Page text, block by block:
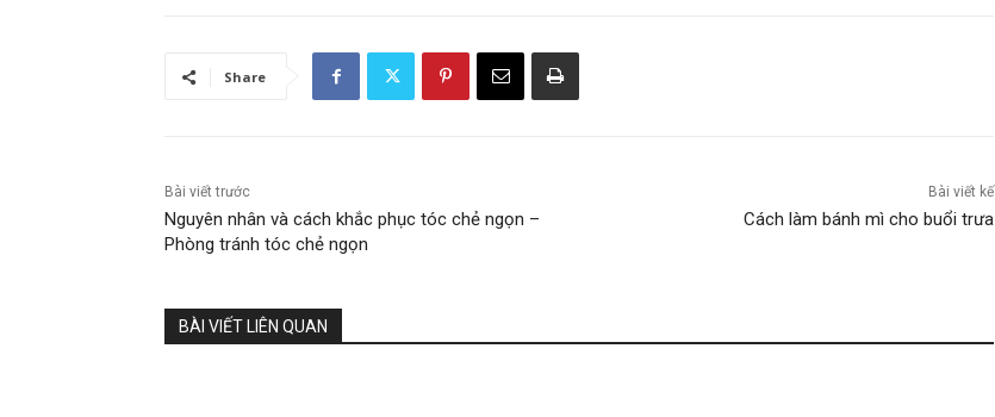
Share
Bài viết trước
Nguyên nhân và cách khắc phục tóc chẻ ngọn –
Phòng tránh tóc chẻ ngọn
Bài viết kế
Cách làm bánh mì cho buổi trưa
BÀI VIẾT LIÊN QUAN